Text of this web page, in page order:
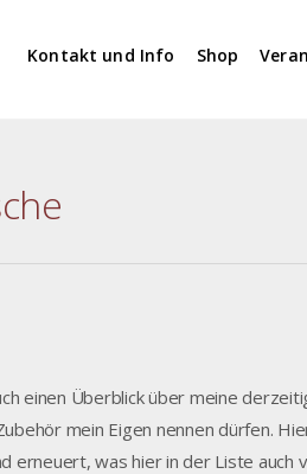
Kontakt und Info Shop
einen Überblick über meine
mein Eigen nennen dürfen.
erneuert, was hier in der Liste